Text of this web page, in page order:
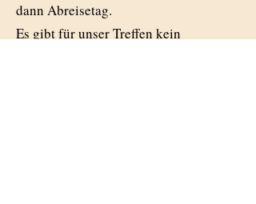
dann Abreisetag.
Es gibt für unser Treffen kein